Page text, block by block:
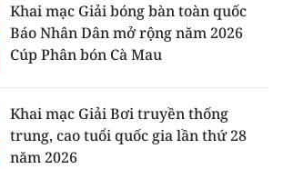
Khai mạc Giải bóng bàn toàn quốc
Báo Nhân Dân mở rộng năm 2026
Cúp Phân bón Cà Mau
Khai mạc Giải Bơi truyền thống
trung, cao tuổi quốc gia lần thứ 28
năm 2026